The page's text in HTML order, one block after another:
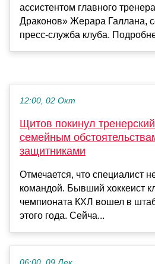
ассистентом главного
Драконов» Жерара Галлана,
пресс‑служба клуба.
12:00, 02 Окт
Щитов покинул
семейным
защитниками
Отмечается, что специалист
командой. Бывший хоккеист
чемпионата КХЛ вошел в
этого года. Сейча...